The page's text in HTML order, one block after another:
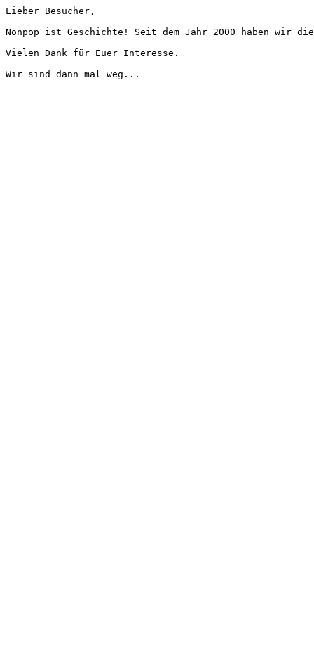
Lieber Besucher,
Nonpop ist Geschichte! Seit dem Jahr 2000 haben wir
Vielen Dank für Euer Interesse.
Wir sind dann mal weg...